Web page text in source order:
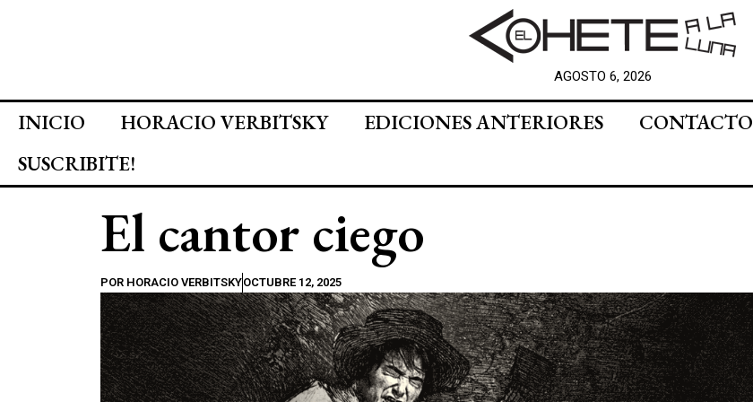
AGOSTO 6, 2026
INICIO HORACIO VERBITSKY EDICIONES ANTERIORES
CONTACTO
SUSCRIBITE!
El cantor ciego
POR HORACIO VERBITSKYOCTUBRE 12, 2025